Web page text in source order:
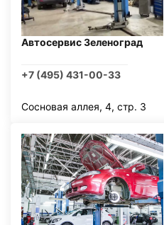
Автосервис Зеленоград
+7 (495) 431-00-33
Сосновая аллея, 4, стр. 3